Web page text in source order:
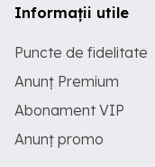
Informații utile
Puncte de fidelitate
Anunț Premium
Abonament VIP
Anunț promo